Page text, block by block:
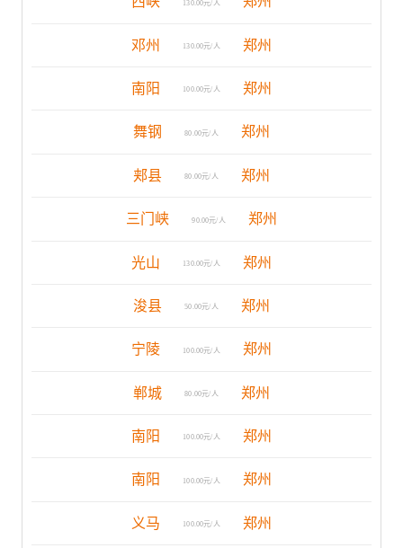
130.00元/人
邓州 130.00元/人 郑州
南阳 100.00元/人 郑州
舞钢 80.00元/人 郑州
郏县 80.00元/人 郑州
三门峡 90.00元/人 郑州
光山 130.00元/人 郑州
浚县 50.00元/人 郑州
宁陵 100.00元/人 郑州
郸城 80.00元/人 郑州
南阳 100.00元/人 郑州
南阳 100.00元/人 郑州
义马 100.00元/人 郑州